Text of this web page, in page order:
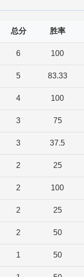
总分 胜率
6 100
5 83.33
4 100
3 75
3 37.5
2 25
2 100
2 25
2 50
1 50